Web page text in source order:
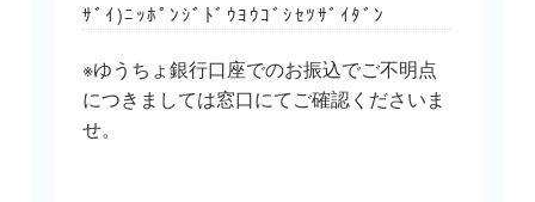
ｻﾞｲ)ﾆｯﾎﾟﾝｼﾞﾄﾞｳﾖｳｺﾞｼｾﾂｻﾞｲﾀﾞﾝ
※ゆうちょ銀行口座でのお振込でご不明点
につきましては窓口にてご確認くださいま
せ。